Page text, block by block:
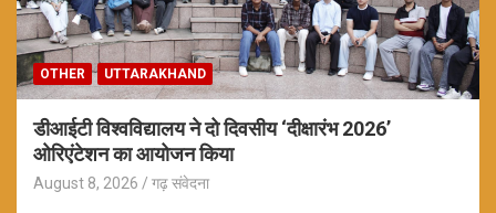
OTHER UTTARAKHAND
डीआईटी विश्वविद्यालय ने दो दिवसीय ‘दीक्षारंभ 2026’
ओरिएंटेशन का आयोजन किया
August 8, 2026 गढ़ संवेदना